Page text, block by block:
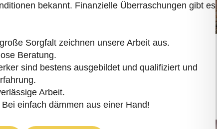
bekannt. Finanzielle Überraschungen gibt es
Sorgfalt zeichnen unsere Arbeit aus.
Beratung.
sind bestens ausgebildet und qualifiziert und
Arbeit.
Bei einfach dämmen aus einer Hand!